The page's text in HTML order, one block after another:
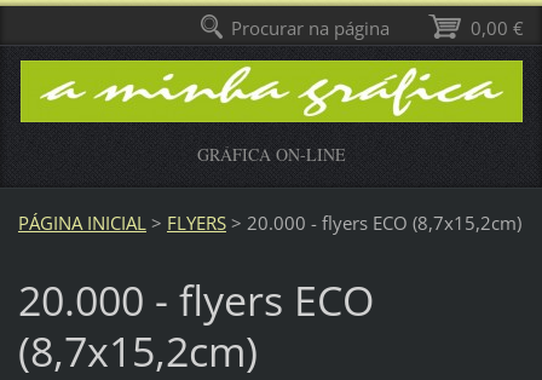
GRÁFICA ON-LINE
PÁGINA INICIAL > FLYERS > 20.000 - flyers ECO (8,7x15,2cm)
20.000 - flyers ECO
(8,7x15,2cm)
0,00 €
Procurar na página